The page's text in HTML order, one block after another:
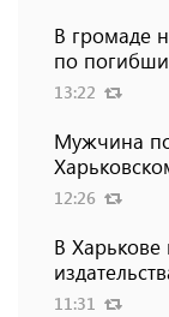
В громаде
по
13:22
Мужчина
12:26
В
11:31